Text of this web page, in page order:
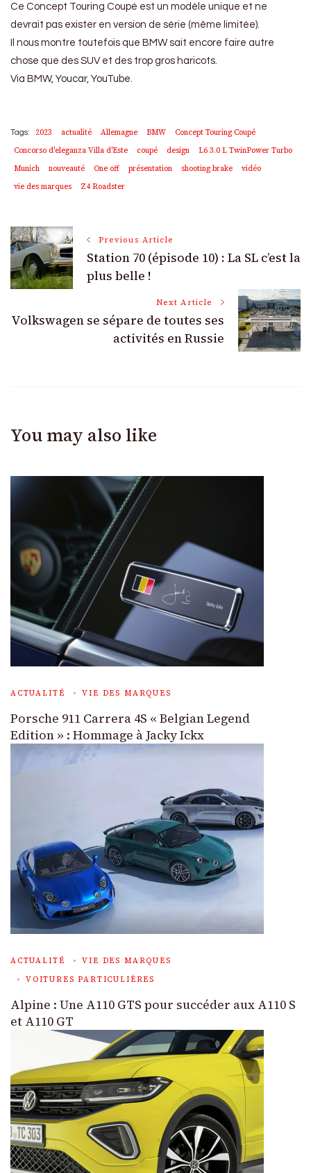
Ce Concept Touring Coupé est un modèle unique et ne
devrait pas exister en version de série (même limitée).
Il nous montre toutefois que BMW sait encore faire autre
chose que des SUV et des trop gros haricots.
Via BMW, Youcar, YouTube.
Tags: 2023 actualité Allemagne BMW
Concept Touring Coupé
Concorso d'eleganza Villa d'Este
coupé design
L6 3.0 L TwinPower Turbo
Munich
nouveauté One off présentation shooting brake
vidéo
vie des marques
Z4 Roadster
Post
Navigation
Previous Article
Station 70 (épisode 10) : La SL c’est la
plus belle !
Next Article
Volkswagen se sépare de toutes ses
activités en Russie
You may also like
ACTUALITÉ VIE DES MARQUES
Porsche 911 Carrera 4S « Belgian Legend
Edition » : Hommage à Jacky Ickx
ACTUALITÉ
VIE DES MARQUES
VOITURES PARTICULIÈRES
Alpine : Une A110 GTS pour succéder aux A110 S
et A110 GT